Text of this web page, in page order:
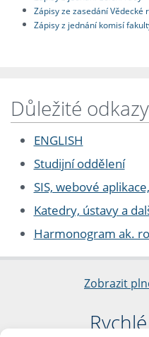
Zápisy ze zasedání Vědecké
Zápisy z jednání komisí
Důležité odkazy
ENGLISH
Studijní oddělení
SIS, webové
Katedry, ústavy a
Harmonogram ak.
Zobrazit